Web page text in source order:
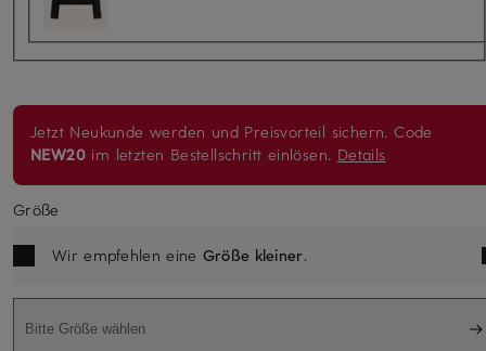
Jetzt Neukunde werden und Preisvorteil sichern. Code
NEW20 im letzten Bestellschritt einlösen. Details
Größe
Wir empfehlen eine Größe kleiner.
Bitte Größe wählen